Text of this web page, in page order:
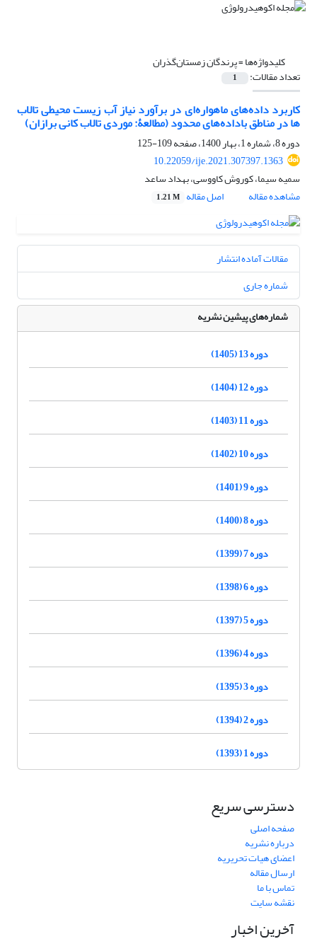
کلیدواژه‌ها =پرندگان زمستان‌گذران
تعداد مقالات: 1
کاربرد داده‌های ماهواره‌ای در برآورد نیاز آب زیست محیطی تالاب
ها در مناطق باداده‌های محدود (مطالعۀ: موردی تالاب کانی برازان)
دوره 8، شماره 1، بهار 1400، صفحه
109-125
10.22059/ije.2021.307397.1363
سمیه سیما، کوروش کاووسی، بهداد ساعد
مشاهده مقاله
اصل مقاله 1.21 M
مقالات آماده انتشار
شماره جاری
شماره‌های پیشین نشریه
دوره 13 (1405)
دوره 12 (1404)
دوره 11 (1403)
دوره 10 (1402)
دوره 9 (1401)
دوره 8 (1400)
دوره 7 (1399)
دوره 6 (1398)
دوره 5 (1397)
دوره 4 (1396)
دوره 3 (1395)
دوره 2 (1394)
دوره 1 (1393)
دسترسی سریع
صفحه اصلی
درباره نشریه
اعضای هیات تحریریه
ارسال مقاله
تماس با ما
نقشه سایت
آخرین اخبار